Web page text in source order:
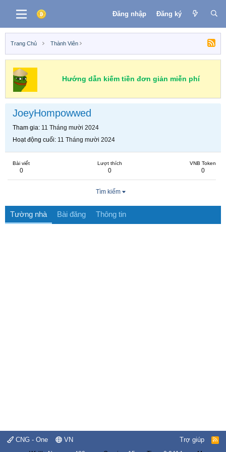
Đăng nhập Đăng ký
Trang Chủ Thành Viên
Hướng dẫn kiếm tiền đơn giản miễn phí
JoeyHompowwed
Tham gia 11 Tháng mười 2024
Hoạt động cuối 11 Tháng mười 2024
Bài viết
0
Lượt thích
0
VNB Token
0
Tìm kiếm
Tường nhà Bài đăng Thông tin
CNG - One VN Trợ giúp
R